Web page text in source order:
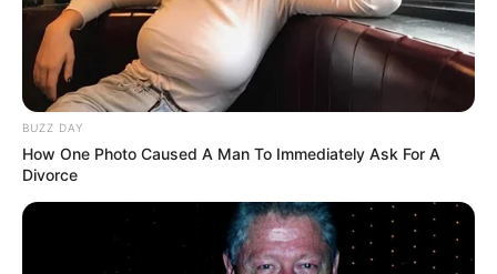
BUZZ DAY
How One Photo Caused A Man To Immediately Ask For A
Divorce